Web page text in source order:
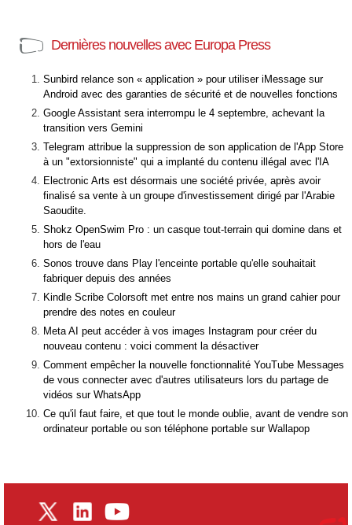
Dernières nouvelles avec Europa Press
Sunbird relance son « application » pour utiliser iMessage sur
Android avec des garanties de sécurité et de nouvelles fonctions
Google Assistant sera interrompu le 4 septembre, achevant la
transition vers Gemini
Telegram attribue la suppression de son application de l'App Store
à un "extorsionniste" qui a implanté du contenu illégal avec l'IA
Electronic Arts est désormais une société privée, après avoir
finalisé sa vente à un groupe d'investissement dirigé par l'Arabie
Saoudite.
Shokz OpenSwim Pro : un casque tout-terrain qui domine dans et
hors de l'eau
Sonos trouve dans Play l'enceinte portable qu'elle souhaitait
fabriquer depuis des années
Kindle Scribe Colorsoft met entre nos mains un grand cahier pour
prendre des notes en couleur
Meta AI peut accéder à vos images Instagram pour créer du
nouveau contenu : voici comment la désactiver
Comment empêcher la nouvelle fonctionnalité YouTube Messages
de vous connecter avec d'autres utilisateurs lors du partage de
vidéos sur WhatsApp
Ce qu'il faut faire, et que tout le monde oublie, avant de vendre son
ordinateur portable ou son téléphone portable sur Wallapop